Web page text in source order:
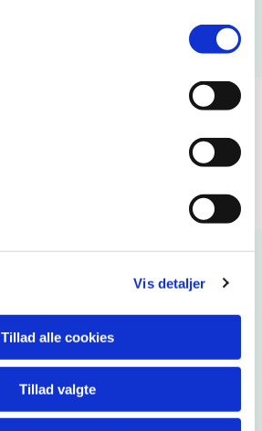
Vis detaljer
Tillad alle cookies
Tillad valgte